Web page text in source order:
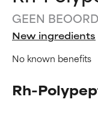
GEEN
New ingredients
No known benefits
Rh-